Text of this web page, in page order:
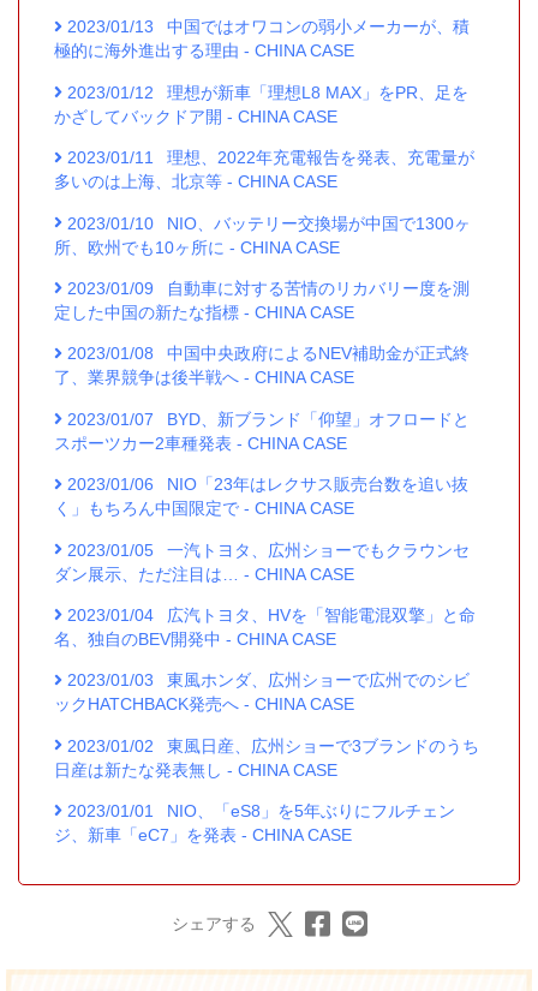
2023/01/13
中国ではオワコンの弱小メーカーが、積
極的に海外進出する理由 - CHINA CASE
2023/01/12
理想が新車「理想L8 MAX」をPR、足を
かざしてバックドア開 - CHINA CASE
2023/01/11
理想、2022年充電報告を発表、充電量が
多いのは上海、北京等 - CHINA CASE
2023/01/10
NIO、バッテリー交換場が中国で1300ヶ
所、欧州でも10ヶ所に - CHINA CASE
2023/01/09
自動車に対する苦情のリカバリー度を測
定した中国の新たな指標 - CHINA CASE
2023/01/08
中国中央政府によるNEV補助金が正式終
了、業界競争は後半戦へ - CHINA CASE
2023/01/07
BYD、新ブランド「仰望」オフロードと
スポーツカー2車種発表 - CHINA CASE
2023/01/06
NIO「23年はレクサス販売台数を追い抜
く」もちろん中国限定で - CHINA CASE
2023/01/05
一汽トヨタ、広州ショーでもクラウンセ
ダン展示、ただ注目は… - CHINA CASE
2023/01/04
広汽トヨタ、HVを「智能電混双擎」と命
名、独自のBEV開発中 - CHINA CASE
2023/01/03
東風ホンダ、広州ショーで広州でのシビ
ックHATCHBACK発売へ - CHINA CASE
2023/01/02
東風日産、広州ショーで3ブランドのうち
日産は新たな発表無し - CHINA CASE
2023/01/01
NIO、「eS8」を5年ぶりにフルチェン
ジ、新車「eC7」を発表 - CHINA CASE
シェアする